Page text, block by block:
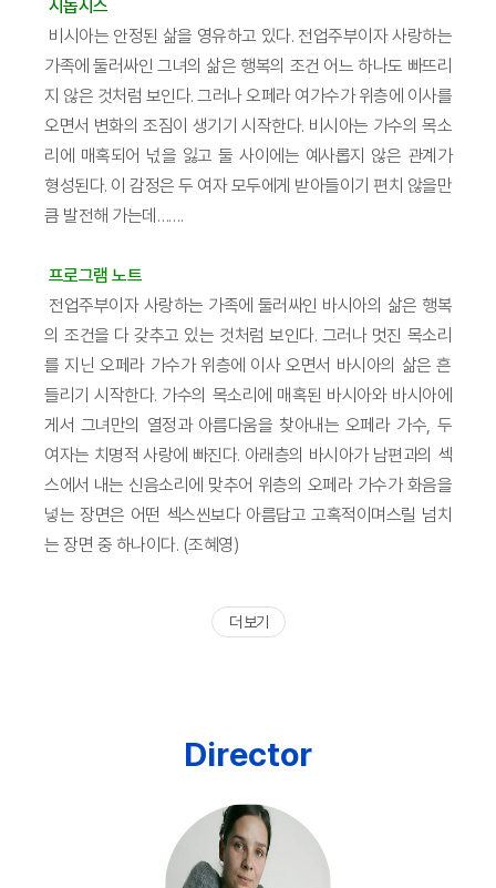
시놉시스
비시아는 안정된 삶을 영유하고 있다. 전업주부이자 사랑하는
가족에 둘러싸인 그녀의 삶은 행복의 조건 어느 하나도 빠뜨리
지 않은 것처럼 보인다. 그러나 오페라 여가수가 위층에 이사를
오면서 변화의 조짐이 생기기 시작한다. 비시아는 가수의 목소
리에 매혹되어 넋을 잃고 둘 사이에는 예사롭지 않은 관계가
형성된다. 이 감정은 두 여자 모두에게 받아들이기 편치 않을만
큼 발전해 가는데…….
프로그램 노트
전업주부이자 사랑하는 가족에 둘러싸인 바시아의 삶은 행복
의 조건을 다 갖추고 있는 것처럼 보인다. 그러나 멋진 목소리
를 지닌 오페라 가수가 위층에 이사 오면서 바시아의 삶은 흔
들리기 시작한다. 가수의 목소리에 매혹된 바시아와 바시아에
게서 그녀만의 열정과 아름다움을 찾아내는 오페라 가수, 두
여자는 치명적 사랑에 빠진다. 아래층의 바시아가 남편과의 섹
스에서 내는 신음소리에 맞추어 위층의 오페라 가수가 화음을
넣는 장면은 어떤 섹스씬보다 아름답고 고혹적이며스릴 넘치
는 장면 중 하나이다. (조혜영)
더 보기
Director